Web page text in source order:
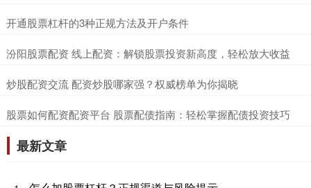
​开通股票杠杆的3种正规方法及开户条件
​汾阳股票配资 线上配资：解锁股票投资新高度，轻松放大收益
​炒股配资交流 配资炒股哪家强？权威榜单为你揭晓
​股票如何配资配资平台 股票配债指南：轻松掌握配债投资技巧
最新文章